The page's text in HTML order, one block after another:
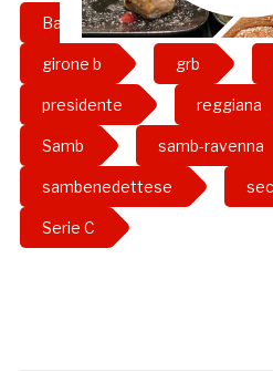
Bassano fedeli
girone b grb
presidente reggiana
Samb samb-ravenna
sambenedettese
Serie C